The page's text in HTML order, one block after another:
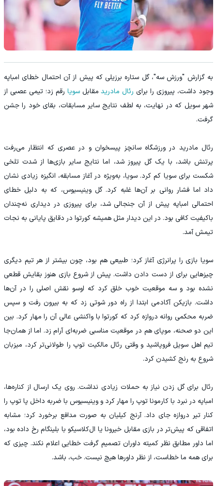
به گزارش "ورزش سه"، گل ستاره برزیلی که پیش از آن احتمال خطای امباپه
وجود داشت، پیروزی را برای رئال مادریدمقابلسویا رقم زد؛ تیمی عصبی از
شهر سویل که در نهایت، به لطف نتایج سایر مسابقات، بقای خود را جشن
گرفت.
رئال مادرید در ورزشگاه سانچز پیسخوان و در عصری که انتظار می‌رفت
پرتنش باشد، با یک گل پیروز شد، اما نتایج سایر بازی‌ها از شدت تلخی
شکست برای سویا کم کرد. سویا، به‌ویژه در آغاز مسابقه، انگیزه زیادی نشان
داد اما فشار روانی بر آن‌ها غلبه کرد. گل وینیسیوس، که به دلیل خطای
احتمالی امباپه پیش از آن جنجالی شد، برای پیروزی در دیداری نه‌چندان
باکیفیت کافی بود. در این دیدار مثل همیشه کورتوا در دقایق پایانی به نجات
تیمش آمد.
سویا بازی را پرانرژی آغاز کرد؛ طبیعی هم بود، چون بیشتر از هر تیم دیگری
چیزهایی برای از دست دادن داشت. پیش از شروع بازی هنوز بقایش قطعی
نشده بود و سه موقعیت خوب خلق کرد که اوسو نقش اصلی را در آن‌ها
داشت. بازیکن آکادمی ابتدا از راه دور شوتی زد که به بیرون رفت و سپس
ضربه محکمی روانه دروازه کرد که کورتوا با واکنشی عالی آن را مهار کرد. بین
این دو صحنه، موپای هم در موقعیت مناسبی ضربه‌ای آرام زد. اما از همان‌جا
تیم اهل سویل فروپاشید و وقتی رئال مالکیت توپ را طولانی‌تر کرد، میزبان
شروع به رنج کشیدن کرد.
رئال برای گل زدن نیاز به حملات زیادی نداشت. روی یک ارسال از کناره‌ها،
امباپه در نبرد با کارمونا توپ را مهار کرد و وینیسیوس با ضربه داخل پا توپ را
کنار تیر دروازه جای داد. آرنج کیلیان به صورت مدافع برخورد کرد؛ مشابه
اتفاقی که پیش‌تر در بازی مقابل خیرونا یا ال‌کلاسیکو با بلینگام رخ داده بود،
اما داور مطابق نظر کمیته داوران تصمیم گرفت خطایی اعلام نکند. چیزی که
برای همه ما خطاست، از نظر داورها هیچ نیست. خب، باشد.